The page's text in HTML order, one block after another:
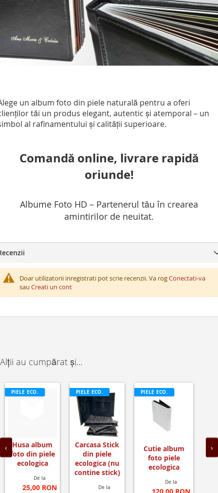
un album foto din piele naturală pentru a oferi
tăi un produs elegant, autentic și atemporal – un
al rafinamentului și calității superioare.
Comandă online, livrare rapidă
oriunde!
Albume Foto HD – Partenerul tău în crearea
amintirilor de neuitat.
Doar utilizatorii inregistrati pot scrie recenzii. Va rogConectati-va
sau Creati un cont
Alții au cumpărat și...
‹
PIELE ECO.
Husa album
foto din piele
ecologica
De la
25,00 RON
PIELE ECO.
Carcasa Stick
din piele
ecologica (nu
contine stick)
De la
PIELE ECO.
Cutie album
foto piele
ecologica
De la
›